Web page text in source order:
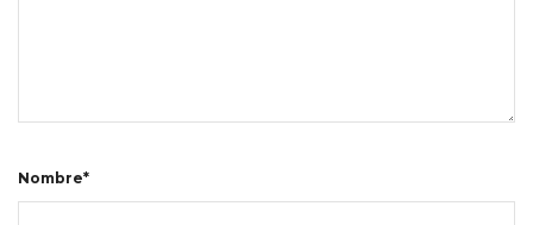
Nombre*